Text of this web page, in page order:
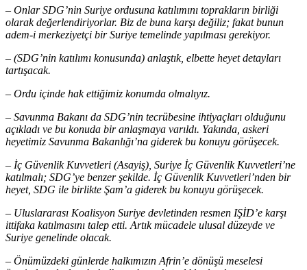
– Onlar SDG’nin Suriye ordusuna katılımını toprakların birliği
olarak değerlendiriyorlar. Biz de buna karşı değiliz; fakat bunun
adem-i merkeziyetçi bir Suriye temelinde yapılması gerekiyor.
– (SDG’nin katılımı konusunda) anlaştık, elbette heyet detayları
tartışacak.
– Ordu içinde hak ettiğimiz konumda olmalıyız.
– Savunma Bakanı da SDG’nin tecrübesine ihtiyaçları olduğunu
açıkladı ve bu konuda bir anlaşmaya varıldı. Yakında, askeri
heyetimiz Savunma Bakanlığı’na giderek bu konuyu görüşecek.
– İç Güvenlik Kuvvetleri (Asayiş), Suriye İç Güvenlik Kuvvetleri’ne
katılmalı; SDG’ye benzer şekilde. İç Güvenlik Kuvvetleri’nden bir
heyet, SDG ile birlikte Şam’a giderek bu konuyu görüşecek.
– Uluslararası Koalisyon Suriye devletinden resmen IŞİD’e karşı
ittifaka katılmasını talep etti. Artık mücadele ulusal düzeyde ve
Suriye genelinde olacak.
– Önümüzdeki günlerde halkımızın Afrin’e dönüşü meselesi